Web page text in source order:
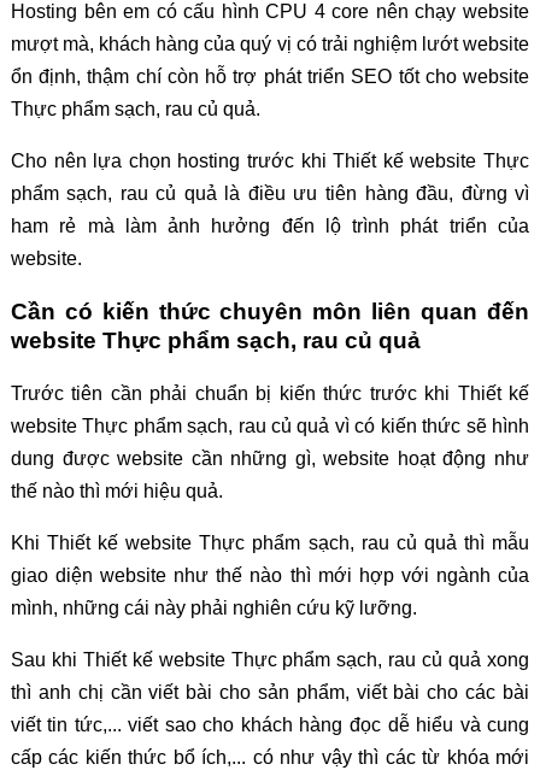
Hosting bên em có cấu hình CPU 4 core nên chạy website
mượt mà, khách hàng của quý vị có trải nghiệm lướt website
ổn định, thậm chí còn hỗ trợ phát triển SEO tốt cho website
Thực phẩm sạch, rau củ quả.
Cho nên lựa chọn hosting trước khi Thiết kế website Thực
phẩm sạch, rau củ quả là điều ưu tiên hàng đầu, đừng vì
ham rẻ mà làm ảnh hưởng đến lộ trình phát triển của
website.
Cần có kiến thức chuyên môn liên quan đến
website Thực phẩm sạch, rau củ quả
Trước tiên cần phải chuẩn bị kiến thức trước khi Thiết kế
website Thực phẩm sạch, rau củ quả vì có kiến thức sẽ hình
dung được website cần những gì, website hoạt động như
thế nào thì mới hiệu quả.
Khi Thiết kế website Thực phẩm sạch, rau củ quả thì mẫu
giao diện website như thế nào thì mới hợp với ngành của
mình, những cái này phải nghiên cứu kỹ lưỡng.
Sau khi Thiết kế website Thực phẩm sạch, rau củ quả xong
thì anh chị cần viết bài cho sản phẩm, viết bài cho các bài
viết tin tức,... viết sao cho khách hàng đọc dễ hiểu và cung
cấp các kiến thức bổ ích,... có như vậy thì các từ khóa mới